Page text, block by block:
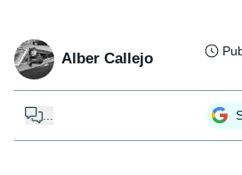
Alber Callejo